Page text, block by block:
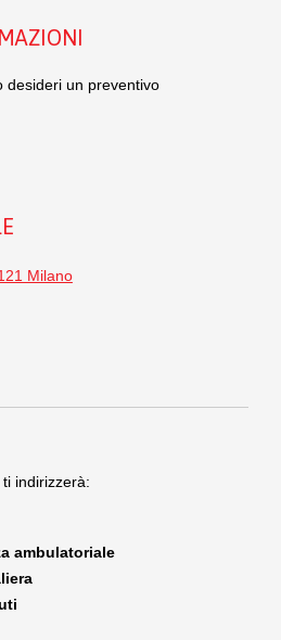
desideri un preventivo
Milano
indirizzerà:
ambulatoriale